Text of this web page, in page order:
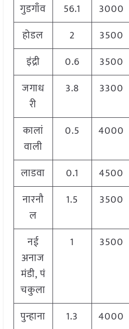
गुडगाँव
56.1 3000
होडल
2 3500
इंद्री
0.6 3500
जगाध
री
3.8 3300
कालां
वाली
0.5 4000
लाडवा 0.1 4500
नारनौ
ल
1.5 3500
नई
अनाज
मंडी, पं
चकुला
1 3500
पुन्हाना 1.3 4000